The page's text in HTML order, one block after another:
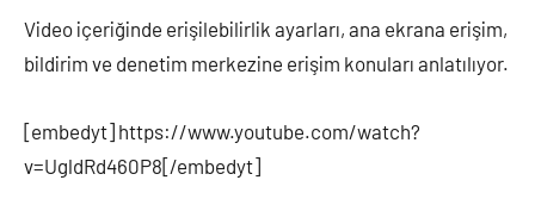
Video içeriğinde erişilebilirlik ayarları, ana ekrana erişim,
bildirim ve denetim merkezine erişim konuları anlatılıyor.
[embedyt] https://www.youtube.com/watch?
v=UgldRd460P8[/embedyt]